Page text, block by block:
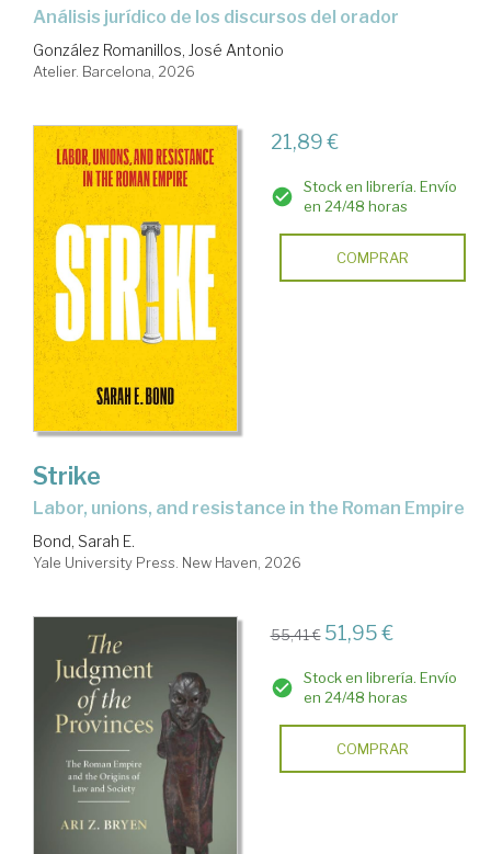
Análisis jurídico de los discursos del orador
González Romanillos, José Antonio
Atelier. Barcelona, 2026
21,89 €
Stock en librería. Envío
en 24/48 horas
COMPRAR
Strike
labor, unions, and resistance in the Roman Empire
Bond, Sarah E.
Yale University Press. New Haven, 2026
55,41 € 51,95 €
Stock en librería. Envío
en 24/48 horas
COMPRAR